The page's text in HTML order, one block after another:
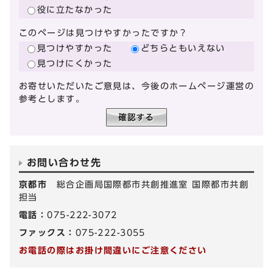
役に立たなかった
このページは見つけやすかったですか？
見つけやすかった
どちらともいえない
見つけにくかった
お寄せいただいたご意見は、今後のホームページ運営の
参考とします。
お問い合わせ先
京都市 総合企画局国際都市共創推進室 国際都市共創
担当
電話：075-222-3072
ファックス： 075-222-3055
お電話の際はお掛け間違いにご注意ください